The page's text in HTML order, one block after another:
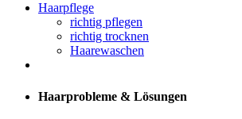
Haarpflege
richtig pflegen
richtig trocknen
Haarewaschen
Haarprobleme & Lösungen